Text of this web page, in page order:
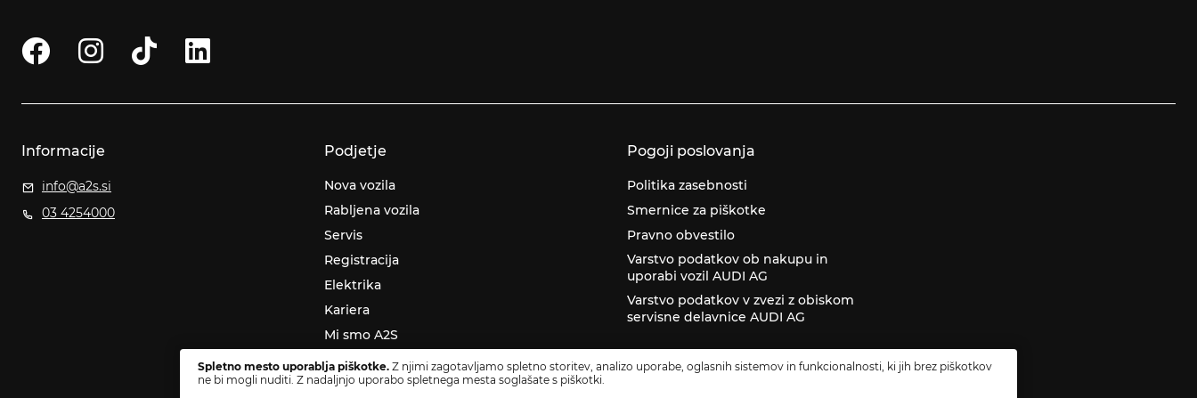
Informacije
info@a2s.si
03 4254000
Podjetje
Nova vozila
Rabljena vozila
Servis
Registracija
Elektrika
Kariera
Mi smo A2S
Novice
Pogoji poslovanja
Politika zasebnosti
Smernice za piškotke
Pravno obvestilo
Varstvo podatkov ob nakupu in
uporabi vozil AUDI AG
Varstvo podatkov v zvezi z obiskom
servisne delavnice AUDI AG
Spletno mesto uporablja piškotke. Z njimi zagotavljamo spletno storitev, analizo uporabe, oglasnih sistemov in funkcionalnosti, ki jih brez piškotkov
ne bi mogli nuditi. Z nadaljnjo uporabo spletnega mesta soglašate s piškotki.